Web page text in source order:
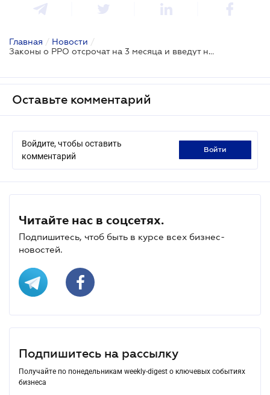
Главная / Новости /
Законы о РРО отсрочат на 3 месяца и введут налоговые льготы: завтра Рада рассмотрит законопроект о коронавирусе
Оставьте комментарий
Войдите, чтобы оставить
комментарий
войти
Читайте нас в соцсетях.
Подпишитесь, чтоб быть в курсе всех бизнес-
новостей.
Подпишитесь на рассылку
Получайте по понедельникам weekly-digest о ключевых событиях
бизнеса